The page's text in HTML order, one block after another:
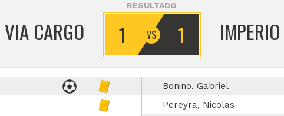
VIA CARGO
RESULTADO
1 1
Bonino, Gabriel
Pereyra, Nicolas